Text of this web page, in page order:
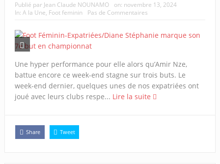
Publié par Jean Claude NOUNAMO on: novembre 13, 2024
In: A la Une, Foot feminin Pas de Commentaires
Une hyper performance pour elle alors qu’Amir Nze,
battue encore ce week-end stagne sur trois buts. Le
week-end dernier, quelques unes de nos expatriées ont
joué avec leurs clubs respe... Lire la suite
Share Tweet